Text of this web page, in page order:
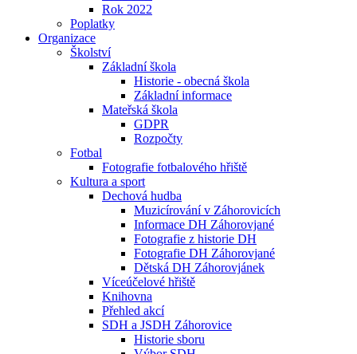
Rok 2022
Poplatky
Organizace
Školství
Základní škola
Historie - obecná škola
Základní informace
Mateřská škola
GDPR
Rozpočty
Fotbal
Fotografie fotbalového hřiště
Kultura a sport
Dechová hudba
Muzicírování v Záhorovicích
Informace DH Záhorovjané
Fotografie z historie DH
Fotografie DH Záhorovjané
Dětská DH Záhorovjánek
Víceúčelové hřiště
Knihovna
Přehled akcí
SDH a JSDH Záhorovice
Historie sboru